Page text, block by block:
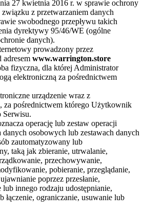
27 kwietnia 2016 r. w sprawie ochrony
z przetwarzaniem danych
swobodnego przepływu takich
dyrektywy 95/46/WE (ogólne
danych).
prowadzony przez
adresem www.warrington.store
fizyczna, dla której Administrator
elektroniczną za pośrednictwem
urządzenie wraz z
za pośrednictwem którego Użytkownik
Serwisu.
operację lub zestaw operacji
osobowych lub zestawach danych
zautomatyzowany lub
taką jak zbieranie, utrwalanie,
przechowywanie,
pobieranie, przeglądanie,
poprzez przesłanie,
lub innego rodzaju udostępnianie,
łączenie, ograniczanie, usuwanie lub